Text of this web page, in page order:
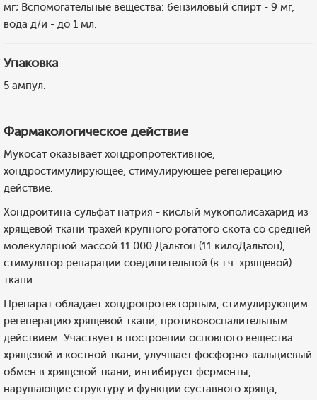
мг; Вспомогательные вещества: бензиловый спирт - 9 мг,
вода д/и - до 1 мл.
Упаковка
5 ампул.
Фармакологическое действие
Мукосат оказывает хондропротективное,
хондростимулирующее, стимулирующее регенерацию
действие.
Хондроитина сульфат натрия - кислый мукополисахарид из
хрящевой ткани трахей крупного рогатого скота со средней
молекулярной массой 11 000 Дальтон (11 килоДальтон),
стимулятор репарации соединительной (в т.ч. хрящевой)
ткани.
Препарат обладает хондропротекторным, стимулирующим
регенерацию хрящевой ткани, противовоспалительным
действием. Участвует в построении основного вещества
хрящевой и костной ткани, улучшает фосфорно-кальциевый
обмен в хрящевой ткани, ингибирует ферменты,
нарушающие структуру и функции суставного хряща,